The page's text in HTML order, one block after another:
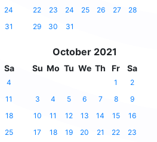
24
31
22
23 24 25 26 27
28
29
30 31
Sa
4
11
18
25
October 2021
Su Mo Tu We Th Fr Sa
1
2
3
4 5 6 7 8
9
10
11 12 13 14 15
16
17
18 19 20 21 22
23